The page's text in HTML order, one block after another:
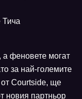
Тича
а феновете могат
за най-големите
от Courtside, ще
новия партньор